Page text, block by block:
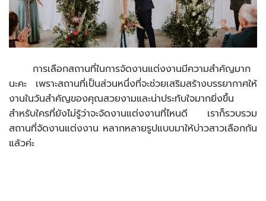
การเลือกสถานที่ในการจัดงานแต่งงานมีความสำคัญมาก
นะคะ เพราะสถานที่เป็นส่วนหนึ่งที่จะช่วยเสริมสร้างบรรยากาศให้
งานในวันสำคัญของคุณสวยงามและน่าประทับใจมากยิ่งขึ้น
สำหรับใครที่ยังไม่รู้ว่าจะจัดงานแต่งงานที่ไหนดี เราก็รวบรวม
สถานที่จัดงานแต่งงาน หลากหลายรูปแบบมาให้บ่าวสาวเลือกกัน
แล้วค่ะ